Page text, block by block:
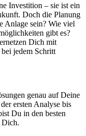
Investition – sie ist ein
Doch die Planung
Anlage sein? Wie viel
gibt es?
Dich mit
jedem Schritt
genau auf Deine
ersten Analyse bis
Du in den besten
Dich.